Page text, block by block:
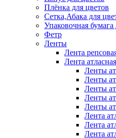
Плёнка для цветов
Сетка,Абака для
Упаковочная бумага
Фетр
Ленты
Лента
Лента атласная
Ленты
Ленты
Ленты
Ленты
Ленты
Лента
Лента
Лента